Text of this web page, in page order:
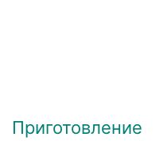
Приготовление